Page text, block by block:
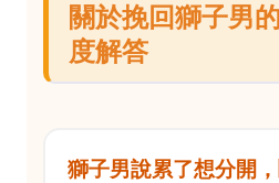
關於挽回獅子男
度解答
獅子男說累了想分開